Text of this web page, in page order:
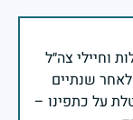
וחיילי צה״ל
לאחר שנתיים
על כתפינו –